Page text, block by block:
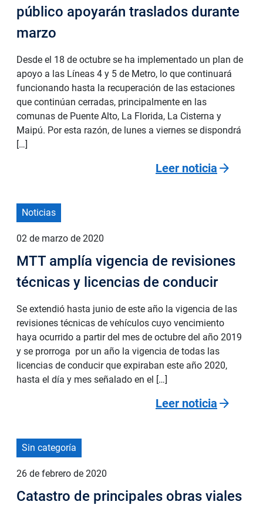
público apoyarán traslados durante
marzo
Desde el 18 de octubre se ha implementado un plan de
apoyo a las Líneas 4 y 5 de Metro, lo que continuará
funcionando hasta la recuperación de las estaciones
que continúan cerradas, principalmente en las
comunas de Puente Alto, La Florida, La Cisterna y
Maipú. Por esta razón, de lunes a viernes se dispondrá
[…]
Leer noticia arrow_forward
Noticias
02 de marzo de 2020
MTT amplía vigencia de revisiones
técnicas y licencias de conducir
Se extendió hasta junio de este año la vigencia de las
revisiones técnicas de vehículos cuyo vencimiento
haya ocurrido a partir del mes de octubre del año 2019
y se prorroga por un año la vigencia de todas las
licencias de conducir que expiraban este año 2020,
hasta el día y mes señalado en el […]
Leer noticia arrow_forward
Sin categoría
26 de febrero de 2020
Catastro de principales obras viales